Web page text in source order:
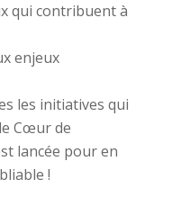
qui contribuent à
enjeux
les initiatives qui
Cœur de
lancée pour en
!